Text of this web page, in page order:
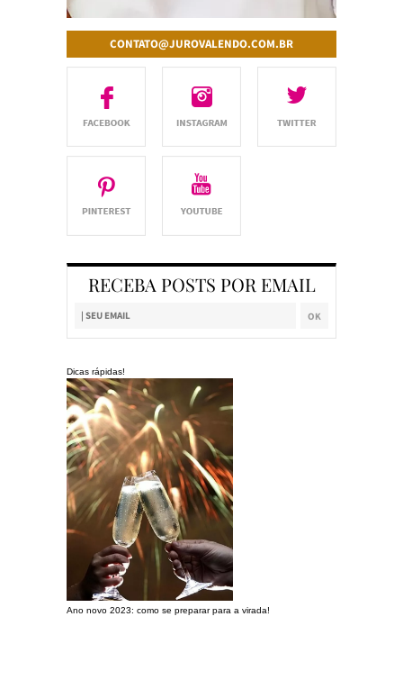
CONTATO@JUROVALENDO.COM.BR
RECEBA POSTS POR EMAIL
Dicas rápidas!
Ano novo 2023: como se preparar para a virada!